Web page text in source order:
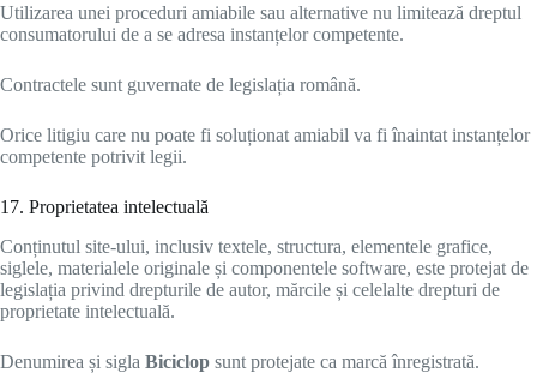
Utilizarea unei proceduri amiabile sau alternative nu limitează dreptul
consumatorului de a se adresa instanțelor competente.
Contractele sunt guvernate de legislația română.
Orice litigiu care nu poate fi soluționat amiabil va fi înaintat instanțelor
competente potrivit legii.
17. Proprietatea intelectuală
Conținutul site-ului, inclusiv textele, structura, elementele grafice,
siglele, materialele originale și componentele software, este protejat de
legislația privind drepturile de autor, mărcile și celelalte drepturi de
proprietate intelectuală.
Denumirea și sigla Biciclop sunt protejate ca marcă înregistrată.